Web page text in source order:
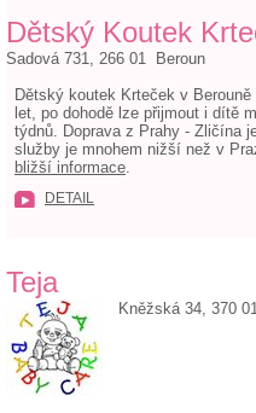
Dětský Koutek
Sadová 731, 266 01 Beroun
Dětský koutek Krteček v
let, po dohodě lze přijmout i dítě
týdnů. Doprava z Prahy - Zličína
služby je mnohem nižší než v
bližší informace.
DETAIL
Teja
Kněžská 34, 370